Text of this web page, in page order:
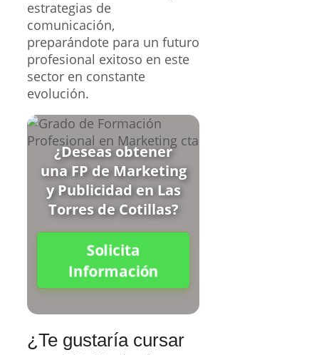
estrategias de
comunicación,
preparándote para un futuro
profesional exitoso en este
sector en constante
evolución.
¿Deseas obtener
una FP de Marketing
y Publicidad en Las
Torres de Cotillas?
Solicita
Información
¿Te gustaría cursar